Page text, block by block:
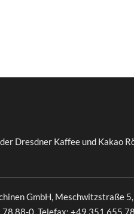
Dresdner Kaffee und Kakao
GmbH, Meschwitzstraße